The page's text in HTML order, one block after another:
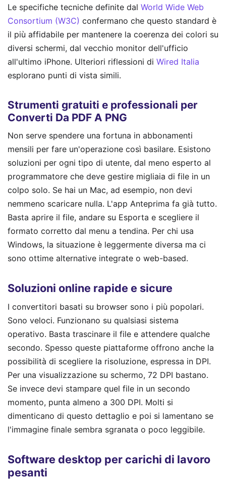
Le specifiche tecniche definite dal World Wide Web
Consortium (W3C) confermano che questo standard è
il più affidabile per mantenere la coerenza dei colori su
diversi schermi, dal vecchio monitor dell'ufficio
all'ultimo iPhone. Ulteriori riflessioni di Wired Italia
esplorano punti di vista simili.
Strumenti gratuiti e professionali per
Converti Da PDF A PNG
Non serve spendere una fortuna in abbonamenti
mensili per fare un'operazione così basilare. Esistono
soluzioni per ogni tipo di utente, dal meno esperto al
programmatore che deve gestire migliaia di file in un
colpo solo. Se hai un Mac, ad esempio, non devi
nemmeno scaricare nulla. L'app Anteprima fa già tutto.
Basta aprire il file, andare su Esporta e scegliere il
formato corretto dal menu a tendina. Per chi usa
Windows, la situazione è leggermente diversa ma ci
sono ottime alternative integrate o web-based.
Soluzioni online rapide e sicure
I convertitori basati su browser sono i più popolari.
Sono veloci. Funzionano su qualsiasi sistema
operativo. Basta trascinare il file e attendere qualche
secondo. Spesso queste piattaforme offrono anche la
possibilità di scegliere la risoluzione, espressa in DPI.
Per una visualizzazione su schermo, 72 DPI bastano.
Se invece devi stampare quel file in un secondo
momento, punta almeno a 300 DPI. Molti si
dimenticano di questo dettaglio e poi si lamentano se
l'immagine finale sembra sgranata o poco leggibile.
Software desktop per carichi di lavoro
pesanti